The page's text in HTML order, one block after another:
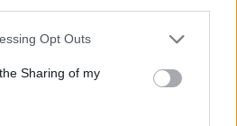
Opt Outs
Sharing of my
Callas di Vanna Vinci.
questa volta con
tavole originali della